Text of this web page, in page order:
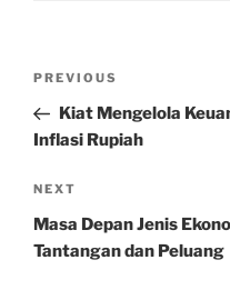
Previous
Post
PREVIOUS
Kiat Mengelola
Inflasi Rupiah
Next
Post
NEXT
Masa Depan Jenis
Tantangan dan Peluang